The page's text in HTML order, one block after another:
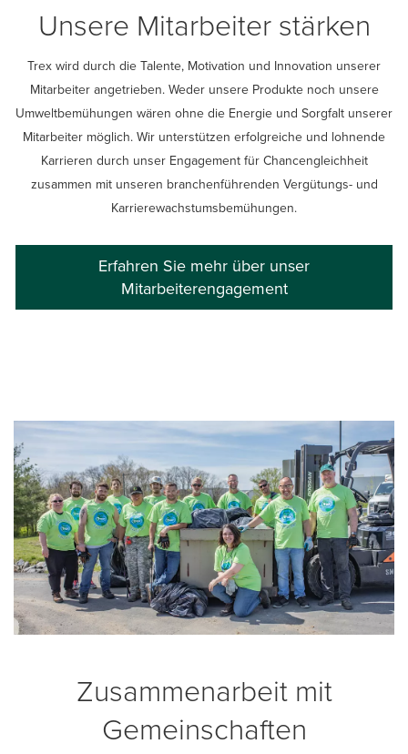
Unsere Mitarbeiter stärken
Trex wird durch die Talente, Motivation und Innovation unserer
Mitarbeiter angetrieben. Weder unsere Produkte noch unsere
Umweltbemühungen wären ohne die Energie und Sorgfalt unserer
Mitarbeiter möglich. Wir unterstützen erfolgreiche und lohnende
Karrieren durch unser Engagement für Chancengleichheit
zusammen mit unseren branchenführenden Vergütungs- und
Karrierewachstumsbemühungen.
Erfahren Sie mehr über unser
Mitarbeiterengagement
Zusammenarbeit mit
Gemeinschaften